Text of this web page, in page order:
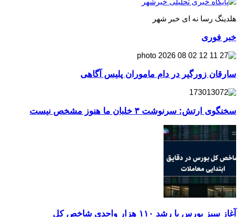
هلدینگ رسا نه ای خبر شهر
خبر فوری
سارقان زورگیر در دام ماموران پلیس آگاهی
سخنگوی ارتش: سرنوشت ۳ خلبان ما هنوز مشخص نیست
آغاز سبز بورس با رشد ۱۱۰ هزار واحدی شاخص کل